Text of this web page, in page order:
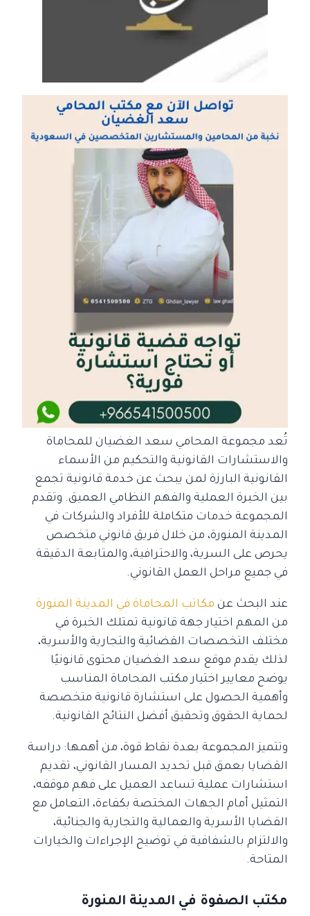
تُعد مجموعة المحامي سعد الغضيان للمحاماة
والاستشارات القانونية والتحكيم من الأسماء
القانونية البارزة لمن يبحث عن خدمة قانونية تجمع
بين الخبرة العملية والفهم النظامي العميق. وتقدم
المجموعة خدمات متكاملة للأفراد والشركات في
المدينة المنورة، من خلال فريق قانوني متخصص
يحرص على السرية، والاحترافية، والمتابعة الدقيقة
في جميع مراحل العمل القانوني.
عند البحث عن مكاتب المحاماة في المدينة المنورة
من المهم اختيار جهة قانونية تمتلك الخبرة في
مختلف التخصصات القضائية والتجارية والأسرية،
لذلك يقدم موقع سعد الغضيان محتوى قانونيًا
يوضح معايير اختيار مكتب المحاماة المناسب
وأهمية الحصول على استشارة قانونية متخصصة
لحماية الحقوق وتحقيق أفضل النتائج القانونية.
وتتميز المجموعة بعدة نقاط قوة، من أهمها: دراسة
القضايا بعمق قبل تحديد المسار القانوني، تقديم
استشارات عملية تساعد العميل على فهم موقفه،
التمثيل أمام الجهات المختصة بكفاءة، التعامل مع
القضايا الأسرية والعمالية والتجارية والجنائية،
والالتزام بالشفافية في توضيح الإجراءات والخيارات
المتاحة.
مكتب الصفوة في المدينة المنورة